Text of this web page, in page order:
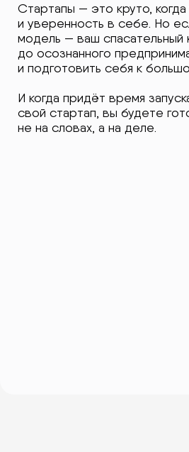
Стартапы — это круто,
и уверенность в себе. Но
модель — ваш спасательный
до осознанного
и подготовить себя к
И когда придёт время
свой стартап, вы будете
не на словах, а на деле.
С